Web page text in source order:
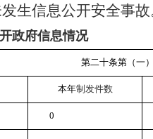
生信息公开安全事故
政府信息情况
第二十条第（一
本年制发件数
0